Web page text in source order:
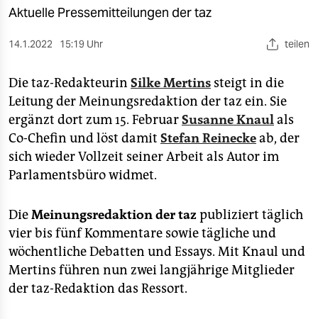
sport
berlin
wahrheit
verlag
verlag
shop
fragen & hilfe
unterstützen
Aktuelle Pressemitteilungen der taz
14.1.2022 15:19 Uhr teilen
Die taz-Redakteurin Silke Mertins steigt in die
Leitung der Meinungsredaktion der taz ein. Sie
ergänzt dort zum 15. FebruarSusanne Knaulals
Co-Chefin und löst damit Stefan Reineckeab, der
sich wieder Vollzeit seiner Arbeit als Autor im
Parlamentsbüro widmet.
DieMeinungsredaktion der taz publiziert täglich
vier bis fünf Kommentare sowie tägliche und
wöchentliche Debatten und Essays. Mit Knaul und
Mertins führen nun zwei langjährige Mitglieder
der taz-Redaktion das Ressort.